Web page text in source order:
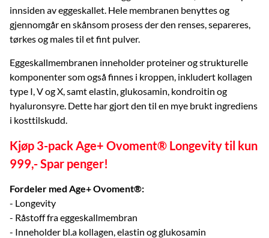
innsiden av eggeskallet. Hele membranen benyttes og
gjennomgår en skånsom prosess der den renses, separeres,
tørkes og males til et fint pulver.
Eggeskallmembranen inneholder proteiner og strukturelle
komponenter som også finnes i kroppen, inkludert kollagen
type I, V og X, samt elastin, glukosamin, kondroitin og
hyaluronsyre. Dette har gjort den til en mye brukt ingrediens
i kosttilskudd.
Kjøp 3-pack Age+ Ovoment® Longevity til kun
999,- Spar penger!
Fordeler med Age+ Ovoment®:
- Longevity
- Råstoff fra eggeskallmembran
- Inneholder bl.a kollagen, elastin og glukosamin